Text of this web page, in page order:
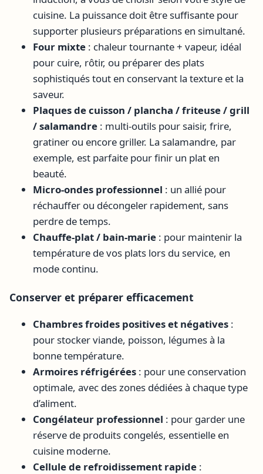
cuisine. La puissance doit être suffisante pour
supporter plusieurs préparations en simultané.
Four mixte : chaleur tournante + vapeur, idéal
pour cuire, rôtir, ou préparer des plats
sophistiqués tout en conservant la texture et la
saveur.
Plaques de cuisson / plancha / friteuse / grill
/ salamandre : multi-outils pour saisir, frire,
gratiner ou encore griller. La salamandre, par
exemple, est parfaite pour finir un plat en
beauté.
Micro-ondes professionnel : un allié pour
réchauffer ou décongeler rapidement, sans
perdre de temps.
Chauffe-plat / bain-marie : pour maintenir la
température de vos plats lors du service, en
mode continu.
Conserver et préparer efficacement
Chambres froides positives et négatives :
pour stocker viande, poisson, légumes à la
bonne température.
Armoires réfrigérées : pour une conservation
optimale, avec des zones dédiées à chaque type
d’aliment.
Congélateur professionnel : pour garder une
réserve de produits congelés, essentielle en
cuisine moderne.
Cellule de refroidissement rapide :